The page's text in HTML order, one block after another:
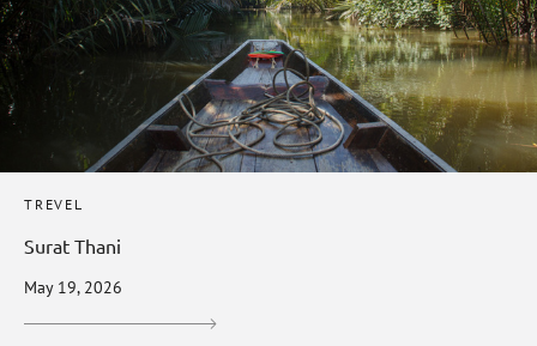
TREVEL
Surat Thani
May 19, 2026